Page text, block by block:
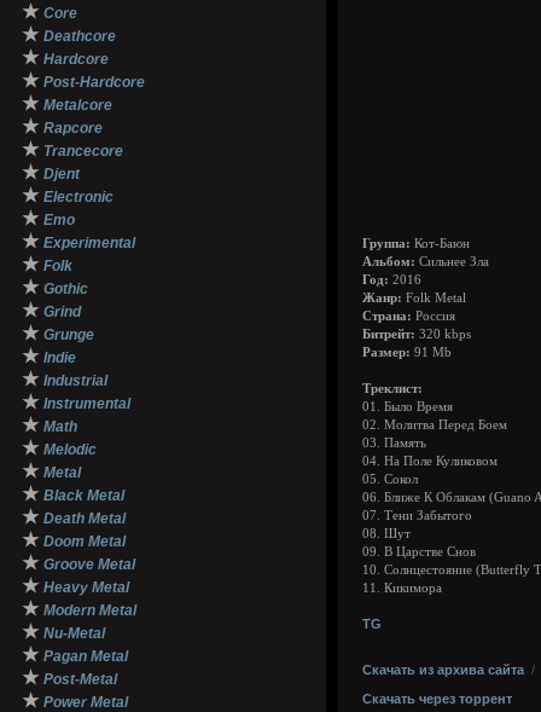
★ Core
★ Deathcore
★ Hardcore
★ Post-Hardcore
★ Metalcore
★ Rapcore
★ Trancecore
★ Djent
★ Electronic
★ Emo
★ Experimental
★ Folk
★ Gothic
★ Grind
★ Grunge
★ Indie
★ Industrial
★ Instrumental
★ Math
★ Melodic
★ Metal
★ Black Metal
★ Death Metal
★ Doom Metal
★ Groove Metal
★ Heavy Metal
★ Modern Metal
★ Nu-Metal
★ Pagan Metal
★ Post-Metal
★ Power Metal
Группа: Кот-Баюн
Альбом: Сильнее Зла
Год: 2016
Жанр: Folk Metal
Страна: Россия
Битрейт: 320 kbps
Размер: 91 Mb
Треклист:
01. Было Время
02. Молитва Перед Боем
03. Память
04. На Поле Куликовом
05. Сокол
06. Ближе К Облакам (Guano
07. Тени Забытого
08. Шут
09. В Царстве Снов
10. Солнцестояние (Butterfly
11. Кикимора
TG
Скачать из архива сайта /
Скачать через торрент